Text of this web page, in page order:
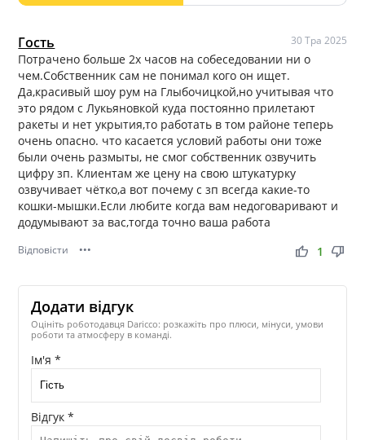
Гость 30 Тра 2025
Потрачено больше 2х часов на собеседовании ни о
чем.Собственник сам не понимал кого он ищет.
Да,красивый шоу рум на Глыбочицкой,но учитывая что
это рядом с Лукьяновкой куда постоянно прилетают
ракеты и нет укрытия,то работать в том районе теперь
очень опасно. что касается условий работы они тоже
были очень размыты, не смог собственник озвучить
цифру зп. Клиентам же цену на свою штукатурку
озвучивает чётко,а вот почему с зп всегда какие-то
кошки-мышки.Если любите когда вам недоговаривают и
додумывают за вас,тогда точно ваша работа
Відповісти ••• thumb_up thumb_down
1
Додати відгук
Оцініть роботодавця Daricco: розкажіть про плюси, мінуси, умови
роботи та атмосферу в команді.
Ім'я *
Відгук *